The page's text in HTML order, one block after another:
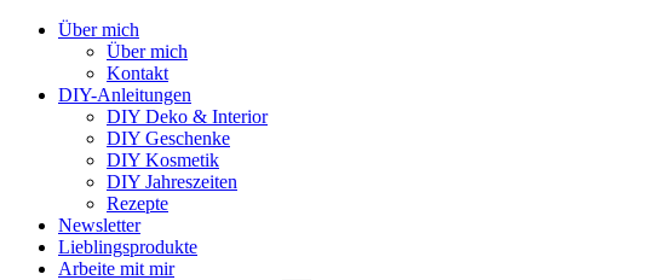
Über mich
Über mich
Kontakt
DIY-Anleitungen
DIY Deko & Interior
DIY Geschenke
DIY Kosmetik
DIY Jahreszeiten
Rezepte
Newsletter
Lieblingsprodukte
Arbeite mit mir